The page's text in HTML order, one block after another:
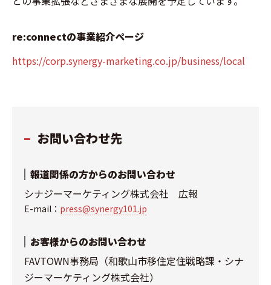
re:connectの事業紹介ページ
https://corp.synergy-marketing.co.jp/business/local
お問い合わせ先
報道関係の方からのお問い合わせ
シナジーマーケティング株式会社 広報
E-mail： press@synergy101.jp
お客様からのお問い合わせ
FAVTOWN事務局（和歌山市移住定住戦略課・シナ
ジーマーケティング株式会社）